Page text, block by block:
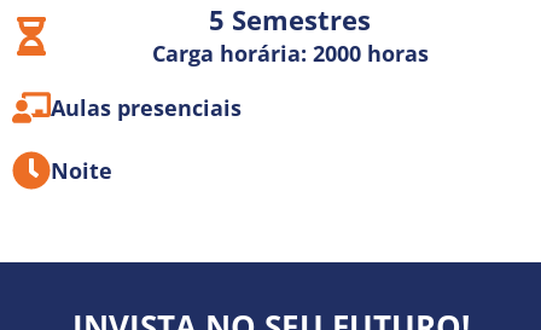
5 Semestres
Carga horária: 2000 horas
Aulas presenciais
Noite